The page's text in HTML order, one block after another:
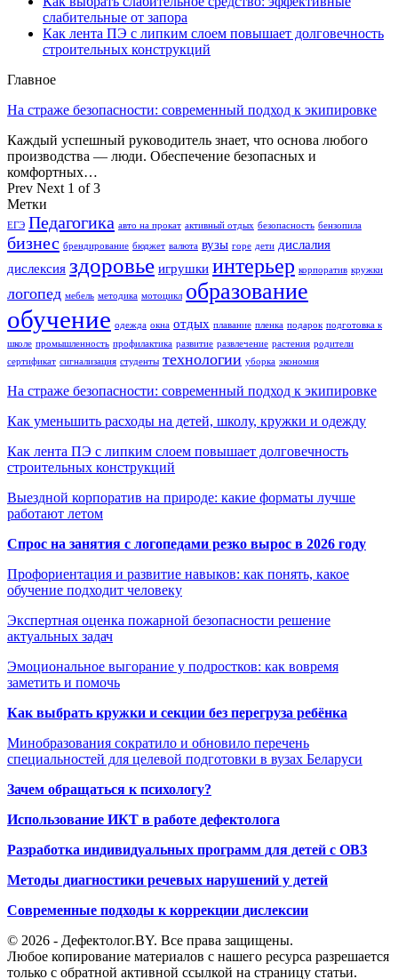
слабительные от запора
Как лента ПЭ с липким слоем повышает долговечность
строительных конструкций
Главное
На страже безопасности: современный подход к экипировке
Каждый успешный руководитель знает, что основа любого
производства — люди. Обеспечение безопасных и
комфортных…
Prev Next 1 of 3
Метки
ЕГЭ Педагогика авто на прокат активный отдых безопасность бензопила
бизнес брендирование бюджет валюта вузы горе дети дислалия
дислексия здоровье игрушки интерьер корпоратив кружки
логопед мебель методика мотоцикл образование
обучение одежда окна отдых плавание пленка подарок подготовка к
школе промышленность профилактика развитие развлечение растения родители
сертификат сигнализация студенты технологии уборка экономия
На страже безопасности: современный подход к экипировке
Как уменьшить расходы на детей, школу, кружки и одежду
Как лента ПЭ с липким слоем повышает долговечность
строительных конструкций
Выездной корпоратив на природе: какие форматы лучше
работают летом
Спрос на занятия с логопедами резко вырос в 2026 году
Профориентация и развитие навыков: как понять, какое
обучение подходит человеку
Экспертная оценка пожарной безопасности решение
актуальных задач
Эмоциональное выгорание у подростков: как вовремя
заметить и помочь
Как выбрать кружки и секции без перегруза ребёнка
Минобразования сократило и обновило перечень
специальностей для целевой подготовки в вузах Беларуси
Зачем обращаться к психологу?
Использование ИКТ в работе дефектолога
Разработка индивидуальных программ для детей с ОВЗ
Методы диагностики речевых нарушений у детей
Современные подходы к коррекции дислексии
© 2026 - Дефектолог.BY. Все права защищены.
Любое копирование материалов с нашего ресурса разрешается
только с обратной активной ссылкой на страницу статьи.